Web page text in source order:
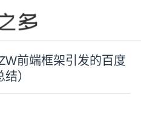
前端框架引发的百度
）